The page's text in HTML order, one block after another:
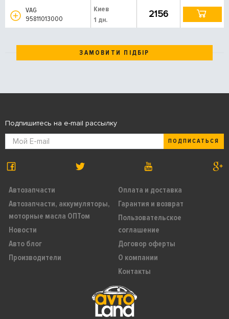
VAG
95811013000
Киев
1 дн.
2156
ЗАМОВИТИ ПІДБІР
Автозапчасти
Автозапчасти, аккумуляторы,
моторные масла ОПТом
Новости
Авто блог
Производители
Оплата и доставка
Гарантия и возврат
Пользовательское
соглашение
Договор оферты
О компании
Контакты
Подпишитесь на e-mail рассылку
ПОДПИСАТЬСЯ